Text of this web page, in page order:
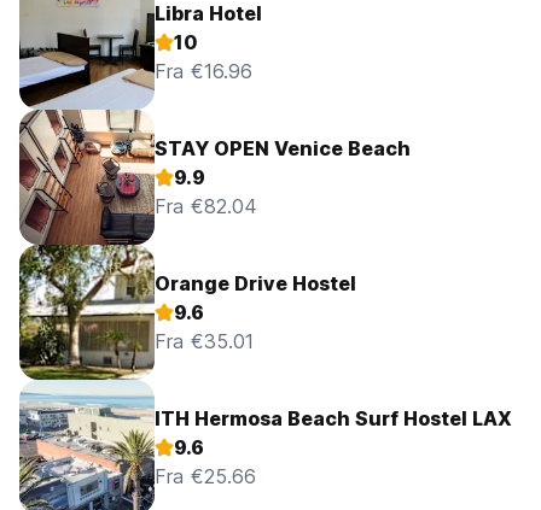
Libra Hotel
10
Fra €16.96
STAY OPEN Venice Beach
9.9
Fra €82.04
Orange Drive Hostel
9.6
Fra €35.01
ITH Hermosa Beach Surf Hostel LAX
9.6
Fra €25.66